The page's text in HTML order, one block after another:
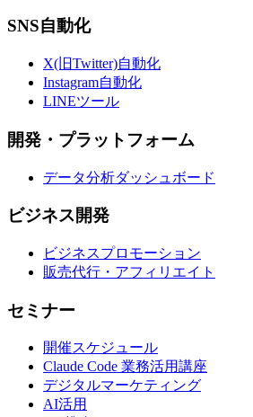
SNS自動化
X(旧Twitter)自動化
Instagram自動化
LINEツール
開発・プラットフォーム
データ分析ダッシュボード
ビジネス開発
ビジネスプロモーション
販売代行・アフィリエイト
セミナー
開催スケジュール
Claude Code 業務活用講座
デジタルマーケティング
AI活用